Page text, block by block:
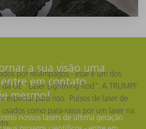
​​por relâmpagos - esse é um dos
UE "Laser Lightning Rod". A TRUMPF
especial para isso. Pulsos de laser de
​​como para-raios por um laser na
a sua visão uma
em contato
mesmo!
nossos lasers de última geração